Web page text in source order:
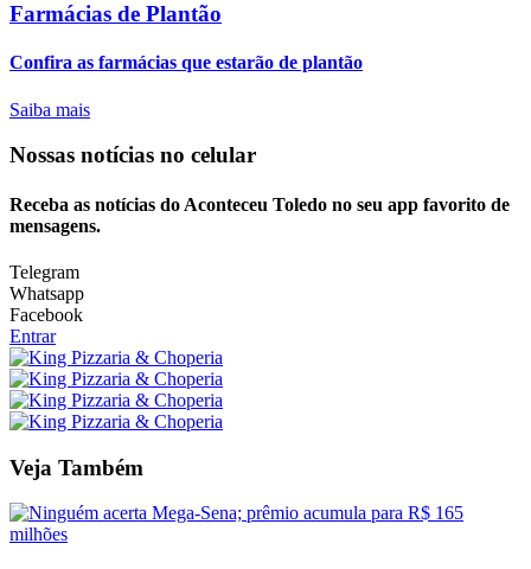
Farmácias de Plantão
Confira as farmácias que estarão de plantão
Saiba mais
Nossas notícias no celular
Receba as notícias do Aconteceu Toledo no seu app favorito de
mensagens.
Telegram
Whatsapp
Facebook
Entrar
Veja Também